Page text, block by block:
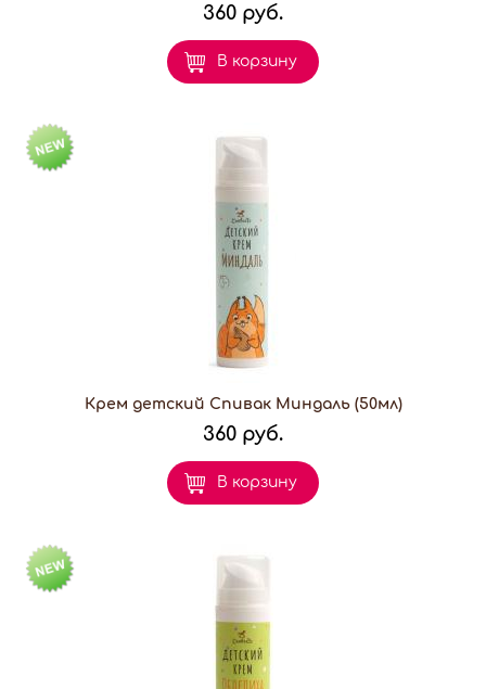
360 руб.
В корзину
Крем детский Спивак Миндаль (50мл)
360 руб.
В корзину